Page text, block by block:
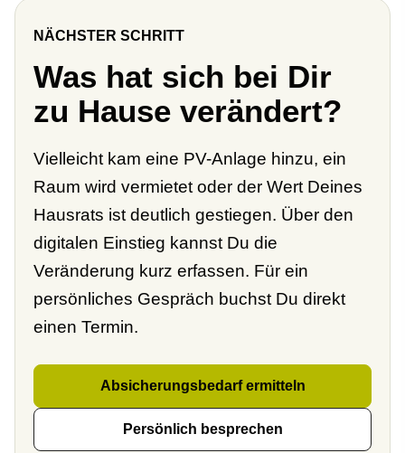
NÄCHSTER SCHRITT
Was hat sich bei Dir
zu Hause verändert?
Vielleicht kam eine PV-Anlage hinzu, ein
Raum wird vermietet oder der Wert Deines
Hausrats ist deutlich gestiegen. Über den
digitalen Einstieg kannst Du die
Veränderung kurz erfassen. Für ein
persönliches Gespräch buchst Du direkt
einen Termin.
Absicherungsbedarf ermitteln
Persönlich besprechen